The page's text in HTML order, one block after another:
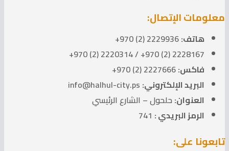
معلومات الإتصال:
هاتف:
2228167 (2) 970+ / 2220314 (2) 970+
فاكس:
البريد الإلكتروني:
العنوان:حلحول – الشارع الرئيسي
الرمز البريدي :
تابعونا على: